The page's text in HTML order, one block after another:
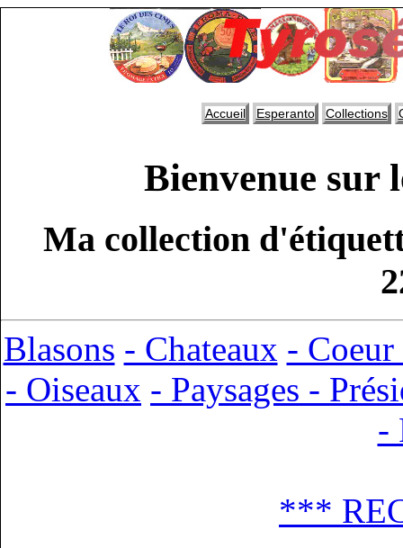
Accueil Esperanto Collections
Bienvenue sur
Ma collection
Blasons - Chateaux -
- Oiseaux - Paysages -
-
***